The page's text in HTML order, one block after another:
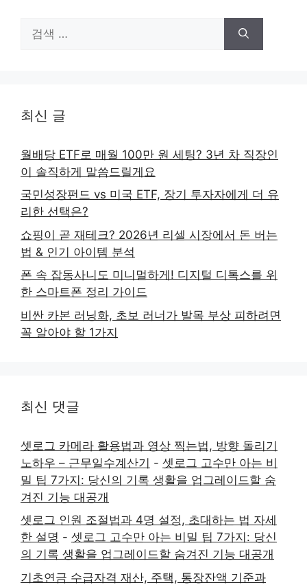
색:
최신 글
월배당 ETF로 매월 100만 원 세팅? 3년 차 직장인
이 솔직하게 말씀드릴게요
국민성장펀드 vs 미국 ETF, 장기 투자자에게 더 유
리한 선택은?
쇼핑이 곧 재테크? 2026년 리셀 시장에서 돈 버는
법 & 인기 아이템 분석
폰 속 잡동사니도 미니멀하게! 디지털 디톡스를 위
한 스마트폰 정리 가이드
비싼 카본 러닝화, 초보 러너가 발목 부상 피하려면
꼭 알아야 할 1가지
최신 댓글
셋로그 카메라 활용법과 영상 찍는법, 방향 돌리기
노하우 – 근무일수계산기 - 셋로그 고수만 아는 비
밀 팁 7가지: 당신의 기록 생활을 업그레이드할 숨
겨진 기능 대공개
셋로그 인원 조절법과 4명 설정, 초대하는 법 자세
한 설명 - 셋로그 고수만 아는 비밀 팁 7가지: 당신
의 기록 생활을 업그레이드할 숨겨진 기능 대공개
기초연금 수급자격 재산, 주택, 통장잔액 기준과